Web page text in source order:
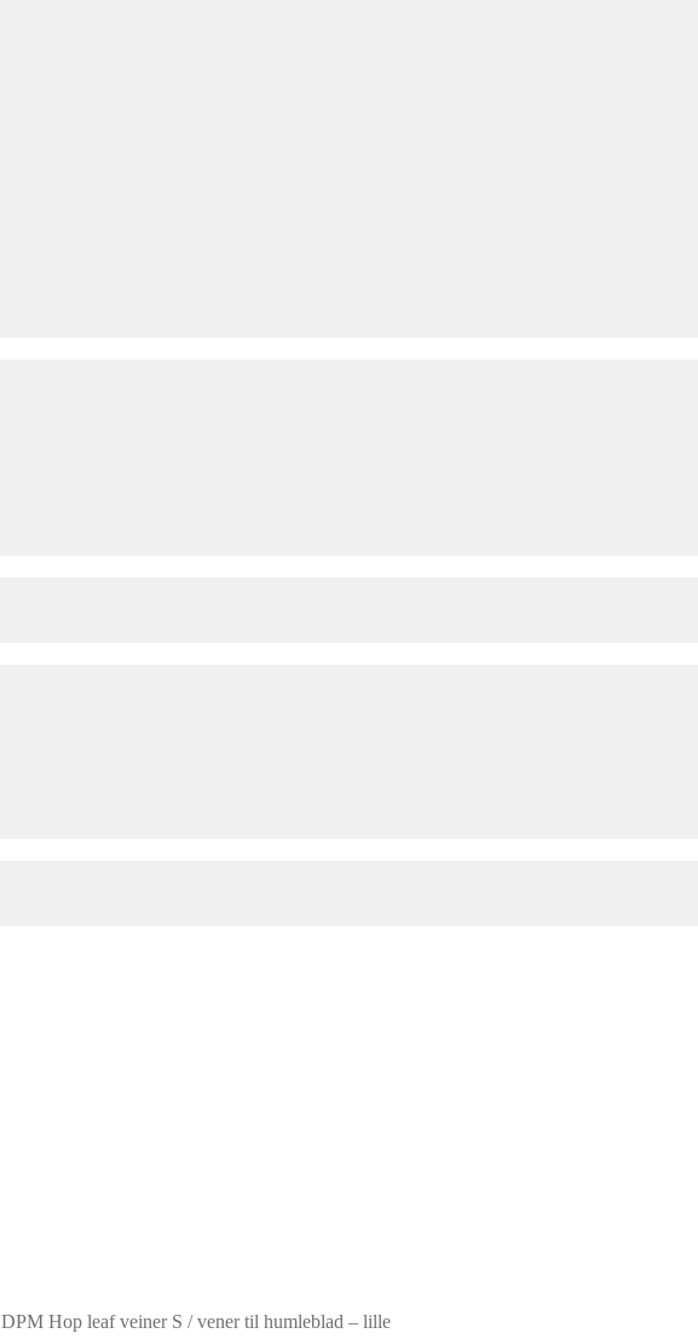
DPM Hop leaf veiner S / vener til humleblad – lille